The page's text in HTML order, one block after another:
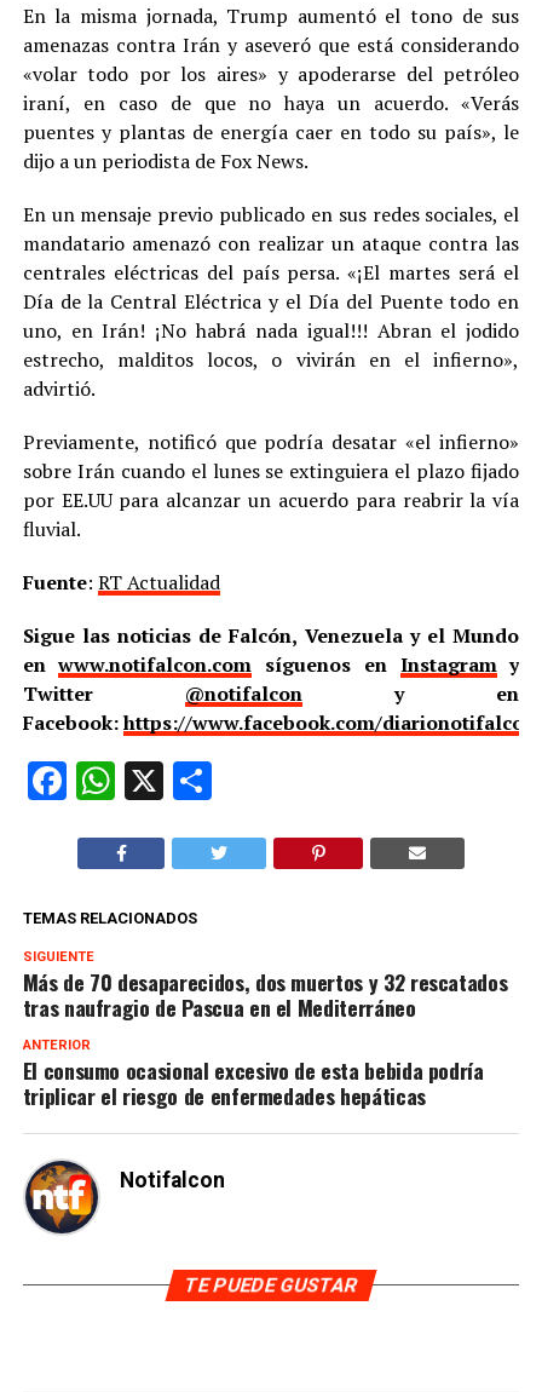
En la misma jornada, Trump aumentó el tono de sus
amenazas contra Irán y aseveró que está considerando
«volar todo por los aires» y apoderarse del petróleo
iraní, en caso de que no haya un acuerdo. «Verás
puentes y plantas de energía caer en todo su país», le
dijo a un periodista de Fox News.
En un mensaje previo publicado en sus redes sociales, el
mandatario amenazó con realizar un ataque contra las
centrales eléctricas del país persa. «¡El martes será el
Día de la Central Eléctrica y el Día del Puente todo en
uno, en Irán! ¡No habrá nada igual!!! Abran el jodido
estrecho, malditos locos, o vivirán en el infierno»,
advirtió.
Previamente, notificó que podría desatar «el infierno»
sobre Irán cuando el lunes se extinguiera el plazo fijado
por EE.UU para alcanzar un acuerdo para reabrir la vía
fluvial.
Fuente: RT Actualidad
Sigue las noticias de Falcón, Venezuela y el Mundo
enwww.notifalcon.com síguenos en Instagramy
Twitter @notifalcony en
Facebook:https://www.facebook.com/
Facebook
WhatsApp
X Compartir
TEMAS RELACIONADOS
SIGUIENTE
Más de 70 desaparecidos, dos muertos y 32 rescatados
tras naufragio de Pascua en el Mediterráneo
ANTERIOR
El consumo ocasional excesivo de esta bebida podría
triplicar el riesgo de enfermedades hepáticas
Notifalcon
TE PUEDE GUSTAR